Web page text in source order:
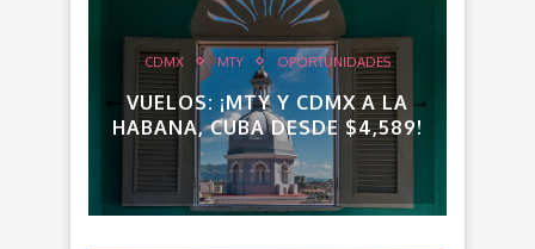
CDMX MTY OPORTUNIDADES
VUELOS: ¡MTY Y CDMX A LA
HABANA, CUBA DESDE $4,589!